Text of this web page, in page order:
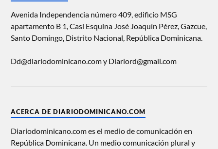
Avenida Independencia número 409, edificio MSG
apartamento B 1, Casi Esquina José Joaquín Pérez, Gazcue,
Santo Domingo, Distrito Nacional, República Dominicana.
Dd@diariodominicano.com y Diariord@gmail.com
ACERCA DE DIARIODOMINICANO.COM
Diariodominicano.com es el medio de comunicación en
República Dominicana. Un medio comunicación plural y